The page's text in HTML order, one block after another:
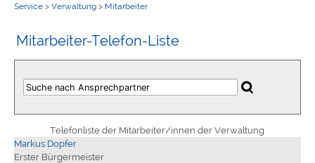
Service> Verwaltung> Mitarbeiter
Mitarbeiter-Telefon-Liste
Telefonliste der Mitarbeiter/innen der Verwaltung
Markus Dopfer
Erster Bürgermeister